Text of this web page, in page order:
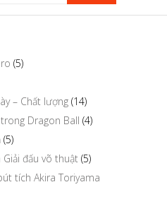
(5)
– Chất lượng (14)
Dragon Ball (4)
(5)
đấu võ thuật (5)
tích Akira Toriyama